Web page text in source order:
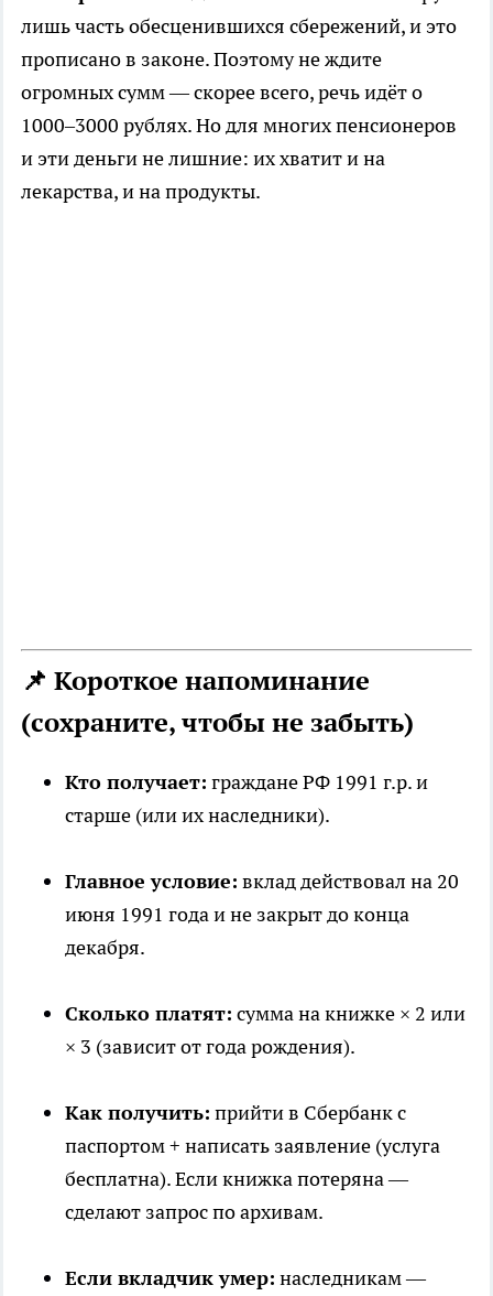
лишь часть обесценившихся сбережений, и это
прописано в законе. Поэтому не ждите
огромных сумм — скорее всего, речь идёт о
1000–3000 рублях. Но для многих пенсионеров
и эти деньги не лишние: их хватит и на
лекарства, и на продукты.
📌 Короткое напоминание
(сохраните, чтобы не забыть)
Кто получает: граждане РФ 1991 г.р. и
старше (или их наследники).
Главное условие: вклад действовал на 20
июня 1991 года и не закрыт до конца
декабря.
Сколько платят: сумма на книжке × 2 или
× 3 (зависит от года рождения).
Как получить: прийти в Сбербанк с
паспортом + написать заявление (услуга
бесплатна). Если книжка потеряна —
сделают запрос по архивам.
Если вкладчик умер: наследникам —